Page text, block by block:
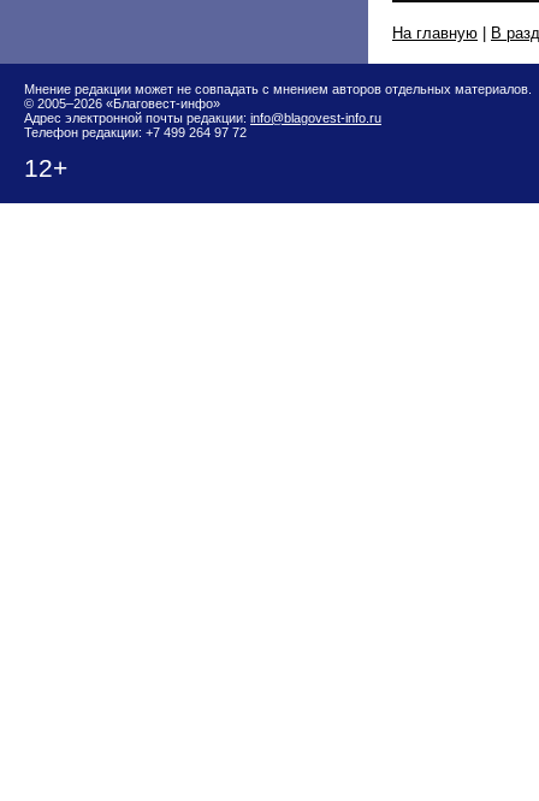
На главную В
Мнение редакции может не совпадать с мнением авторов отдельных материалов.
© 2005–2026 «Благовест-инфо»
Адрес электронной почты редакции: info@blagovest-info.ru
Телефон редакции: +7 499 264 97 72
12+